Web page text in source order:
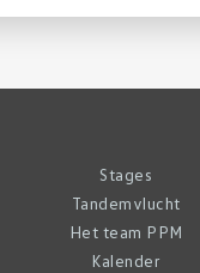
Stages
Tandemvlucht
Het team PPM
Kalender